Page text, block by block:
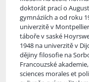
doktorát prací o
gymnáziích a od roku
univerzitě v
táboře v saské
1948 na univerzitě v
dějiny filosofie na
Francouzské
sciences morales et